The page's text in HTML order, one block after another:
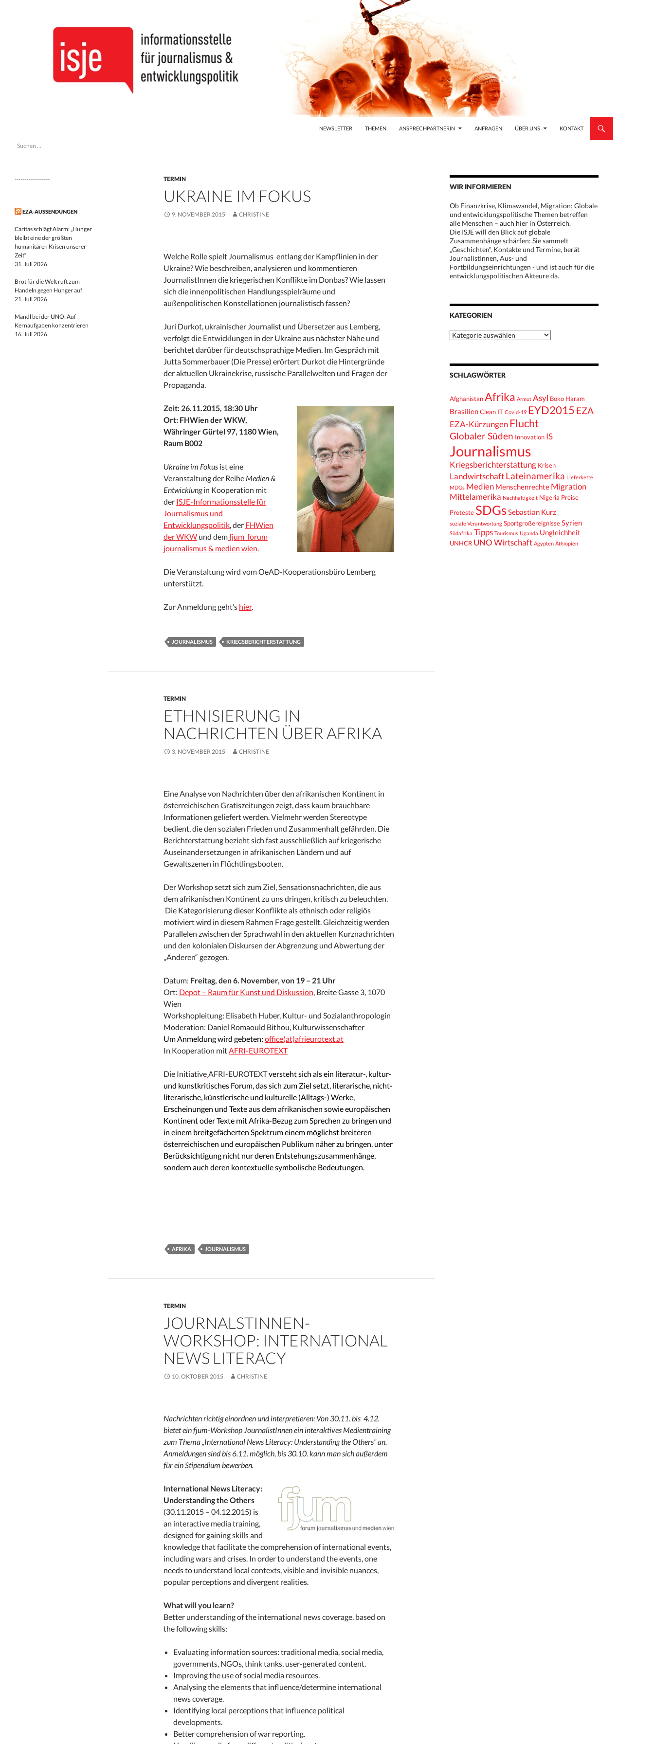
NEWSLETTER
THEMEN ANSPRECHPARTNERIN ANFRAGEN ÜBER UNS KONTAKT
TERMIN
UKRAINE IM FOKUS
9. NOVEMBER 2015 CHRISTINE
Welche Rolle spielt Journalismus entlang der Kampflinien in der
Ukraine? Wie beschreiben, analysieren und kommentieren
JournalistInnen die kriegerischen Konflikte im Donbas? Wie lassen
sich die innenpolitischen Handlungsspielräume und
außenpolitischen Konstellationen journalistisch fassen?
Juri Durkot, ukrainischer Journalist und Übersetzer aus Lemberg,
verfolgt die Entwicklungen in der Ukraine aus nächster Nähe und
berichtet darüber für deutschsprachige Medien. Im Gespräch mit
Jutta Sommerbauer (Die Presse) erörtert Durkot die Hintergründe
der aktuellen Ukrainekrise, russische Parallelwelten und Fragen der
Propaganda.
Zeit: 26.11.2015, 18:30 Uhr
Ort: FHWien der WKW,
Währinger Gürtel 97, 1180 Wien,
Raum B002
Ukraine im Fokus ist eine
Veranstaltung der Reihe Medien &
Entwicklungin Kooperation mit
der ISJE-Informationsstelle für
Journalismus und
Entwicklungspolitik, der FHWien
der WKW und demfjum_forum
journalismus & medien wien.
Die Veranstaltung wird vom OeAD-Kooperationsbüro Lemberg
unterstützt.
Zur Anmeldung geht’s hier.
JOURNALISMUS KRIEGSBERICHTERSTATTUNG
TERMIN
ETHNISIERUNG IN
NACHRICHTEN ÜBER AFRIKA
3. NOVEMBER 2015 CHRISTINE
Eine Analyse von Nachrichten über den afrikanischen Kontinent in
österreichischen Gratiszeitungen zeigt, dass kaum brauchbare
Informationen geliefert werden. Vielmehr werden Stereotype
bedient, die den sozialen Frieden und Zusammenhalt gefährden. Die
Berichterstattung bezieht sich fast ausschließlich auf kriegerische
Auseinandersetzungen in afrikanischen Ländern und auf
Gewaltszenen in Flüchtlingsbooten.
Der Workshop setzt sich zum Ziel, Sensationsnachrichten, die aus
dem afrikanischen Kontinent zu uns dringen, kritisch zu beleuchten.
Die Kategorisierung dieser Konflikte als ethnisch oder religiös
motiviert wird in diesem Rahmen Frage gestellt. Gleichzeitig werden
Parallelen zwischen der Sprachwahl in den aktuellen Kurznachrichten
und den kolonialen Diskursen der Abgrenzung und Abwertung der
„Anderen“ gezogen.
Datum: Freitag, den 6. November, von 19 – 21 Uhr
Ort: Depot – Raum für Kunst und Diskussion, Breite Gasse 3, 1070
Wien
Workshopleitung: Elisabeth Huber, Kultur- und Sozialanthropologin
Moderation: Daniel Romaould Bithou, Kulturwissenschafter
Um Anmeldung wird gebeten: office(at)afrieurotext.at
In Kooperation mitAFRI-EUROTEXT
Die InitiativeAFRI-EUROTEXTversteht sich als ein literatur-, kultur-
und kunstkritisches Forum, das sich zum Ziel setzt, literarische, nicht-
literarische, künstlerische und kulturelle (Alltags-) Werke,
Erscheinungen und Texte aus dem afrikanischen sowie europäischen
Kontinent oder Texte mit Afrika-Bezug zum Sprechen zu bringen und
in einem breitgefächerten Spektrum einem möglichst breiteren
österreichischen und europäischen Publikum näher zu bringen, unter
Berücksichtigung nicht nur deren Entstehungszusammenhänge,
sondern auch deren kontextuelle symbolische Bedeutungen.
AFRIKA JOURNALISMUS
TERMIN
JOURNALSTINNEN-
WORKSHOP: INTERNATIONAL
NEWS LITERACY
10. OKTOBER 2015 CHRISTINE
Nachrichten richtig einordnen und interpretieren: Von 30.11. bis 4.12.
bietet ein fjum-Workshop JournalistInnen ein interaktives Medientraining
zum Thema „International News Literacy: Understanding the Others“ an.
Anmeldungen sind bis 6.11. möglich, bis 30.10. kann man sich außerdem
für ein Stipendium bewerben.
International News Literacy:
Understanding the Others
(30.11.2015 – 04.12.2015) is
an interactive media training,
designed for gaining skills and
knowledge that facilitate the comprehension of international events,
including wars and crises. In order to understand the events, one
needs to understand local contexts, visible and invisible nuances,
popular perceptions and divergent realities.
What will you learn?
Better understanding of the international news coverage, based on
the following skills:
Evaluating information sources: traditional media, social media,
governments, NGOs, think tanks, user-generated content.
Improving the use of social media resources.
Analysing the elements that influence/determine international
news coverage.
Identifying local perceptions that influence political
developments.
Better comprehension of war reporting.
WIR INFORMIEREN
Ob Finanzkrise, Klimawandel, Migration: Globale
und entwicklungspolitische Themen betreffen
alle Menschen – auch hier in Österreich.
Die ISJE will den Blick auf globale
Zusammenhänge schärfen: Sie sammelt
„Geschichten“, Kontakte und Termine, berät
JournalistInnen, Aus- und
Fortbildungseinrichtungen - und ist auch für die
entwicklungspolitischen Akteure da.
KATEGORIEN
Kategorien
SCHLAGWÖRTER
AfghanistanAfrika Armut Asyl Boko Haram
BrasilienClean IT Covid-19 EYD2015 EZA
EZA-Kürzungen Flucht
Globaler Süden Innovation IS
Journalismus
Kriegsberichterstattung Krisen
Landwirtschaft Lateinamerika Lieferkette
MDGs Medien Menschenrechte Migration
Mittelamerika Nachhaltigkeit Nigeria Preise
Proteste SDGsSebastian Kurz
soziale Verantwortung SportgroßereignisseSyrien
Südafrika Tipps Tourismus Uganda Ungleichheit
UNHCR UNO Wirtschaft Ägypten Äthiopien
informationsstelle journalismus &
Suchen
------------------
EZA-AUSSENDUNGEN
Caritas schlägt Alarm: „Hunger
bleibt eine der größten
humanitären Krisen unserer
Zeit“
31. Juli 2026
Brot für die Welt ruft zum
Handeln gegen Hunger auf
21. Juli 2026
Mandl bei der UNO: Auf
Kernaufgaben konzentrieren
16. Juli 2026